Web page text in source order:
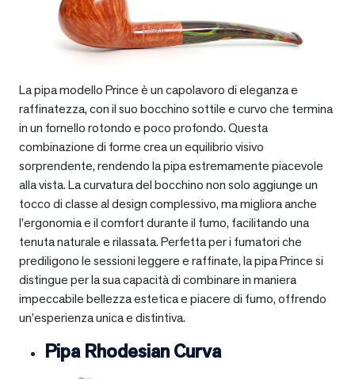
La pipa modello Prince è un capolavoro di eleganza e
raffinatezza, con il suo bocchino sottile e curvo che termina
in un fornello rotondo e poco profondo. Questa
combinazione di forme crea un equilibrio visivo
sorprendente, rendendo la pipa estremamente piacevole
alla vista. La curvatura del bocchino non solo aggiunge un
tocco di classe al design complessivo, ma migliora anche
l’ergonomia e il comfort durante il fumo, facilitando una
tenuta naturale e rilassata. Perfetta per i fumatori che
prediligono le sessioni leggere e raffinate, la pipa Prince si
distingue per la sua capacità di combinare in maniera
impeccabile bellezza estetica e piacere di fumo, offrendo
un’esperienza unica e distintiva.
Pipa Rhodesian Curva